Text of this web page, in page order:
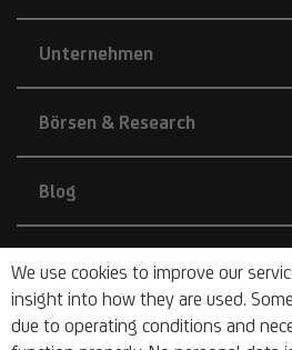
We use cookies to improve our
insight into how they are used.
due to operating conditions and
Unternehmen
Börsen & Research
Blog
Barrierefrei